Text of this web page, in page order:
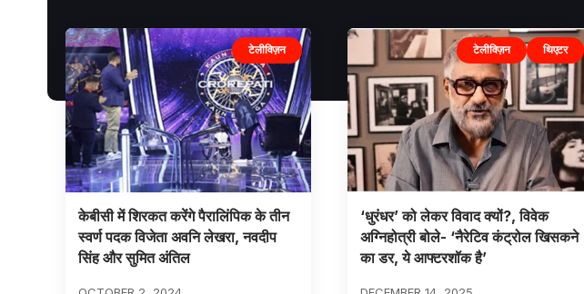
टेलीविज़न
केबीसी में शिरकत करेंगे पैरालिंपिक के तीन
स्वर्ण पदक विजेता अवनि लेखरा, नवदीप
सिंह और सुमित अंतिल
टेलीविज़न थिएटर
‘धुरंधर’ को लेकर विवाद क्यों?, विवेक
अग्निहोत्री बोले- ‘नैरेटिव कंट्रोल खिसकने
का डर, ये आफ्टरशॉक है’